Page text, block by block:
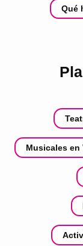
Qué
Musicales en